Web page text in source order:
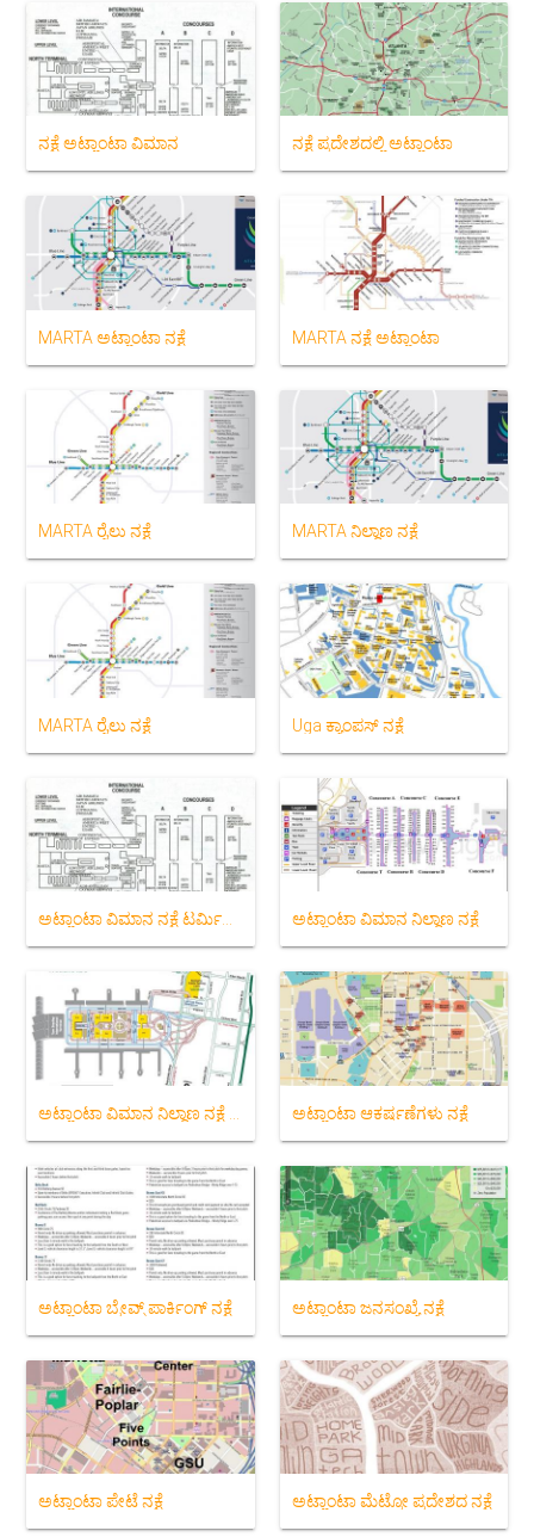
ನಕ್ಷೆ ಅಟ್ಲಾಂಟಾ ವಿಮಾನ ನಕ್ಷೆ ಪ್ರದೇಶದಲ್ಲಿ ಅಟ್ಲಾಂಟಾ
MARTA ಅಟ್ಲಾಂಟಾ ನಕ್ಷೆ MARTA ನಕ್ಷೆ ಅಟ್ಲಾಂಟಾ
MARTA ರೈಲು ನಕ್ಷೆ MARTA ನಿಲ್ದಾಣ ನಕ್ಷೆ
MARTA ರೈಲು ನಕ್ಷೆ Uga ಕ್ಯಾಂಪಸ್ ನಕ್ಷೆ
ಅಟ್ಲಾಂಟಾ ವಿಮಾನ ನಕ್ಷೆ ಟರ್ಮಿನಲ್ ಗಳು ಅಟ್ಲಾಂಟಾ ವಿಮಾನ ನಿಲ್ದಾಣ ನಕ್ಷೆ
ಅಟ್ಲಾಂಟಾ ಆಕರ್ಷಣೆಗಳು ನಕ್ಷೆ
ಅಟ್ಲಾಂಟಾ ಬ್ರೇವ್ಸ್ ಪಾರ್ಕಿಂಗ್ ನಕ್ಷೆ ಅಟ್ಲಾಂಟಾ ಜನಸಂಖ್ಯೆ ನಕ್ಷೆ
ಅಟ್ಲಾಂಟಾ ಪೇಟೆ ನಕ್ಷೆ ಅಟ್ಲಾಂಟಾ ಮೆಟ್ರೋ ಪ್ರದೇಶದ ನಕ್ಷೆ